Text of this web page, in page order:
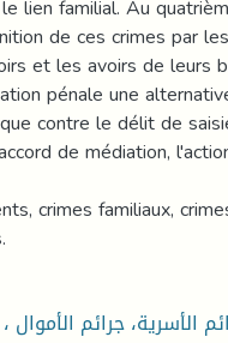
lien familial. Au
de ces crimes par
et les avoirs de leurs
pénale une
contre le délit de
de médiation,
crimes familiaux,
الأسرية، جرائم